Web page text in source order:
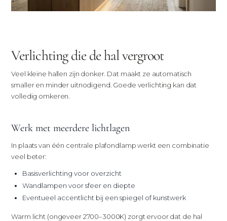
Verlichting die de hal vergroot
Veel kleine hallen zijn donker. Dat maakt ze automatisch
smaller en minder uitnodigend. Goede verlichting kan dat
volledig omkeren.
Werk met meerdere lichtlagen
In plaats van één centrale plafondlamp werkt een combinatie
veel beter:
Basisverlichting voor overzicht
Wandlampen voor sfeer en diepte
Eventueel accentlicht bij een spiegel of kunstwerk
Warm licht (ongeveer 2700–3000K) zorgt ervoor dat de hal